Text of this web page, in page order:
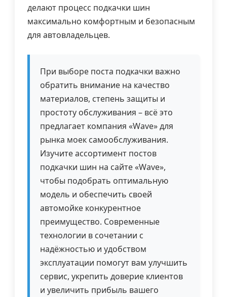
делают процесс подкачки шин
максимально комфортным и безопасным
для автовладельцев.
При выборе поста подкачки важно
обратить внимание на качество
материалов, степень защиты и
простоту обслуживания – всё это
предлагает компания «Wave» для
рынка моек самообслуживания.
Изучите ассортимент постов
подкачки шин на сайте «Wave»,
чтобы подобрать оптимальную
модель и обеспечить своей
автомойке конкурентное
преимущество. Современные
технологии в сочетании с
надёжностью и удобством
эксплуатации помогут вам улучшить
сервис, укрепить доверие клиентов
и увеличить прибыль вашего